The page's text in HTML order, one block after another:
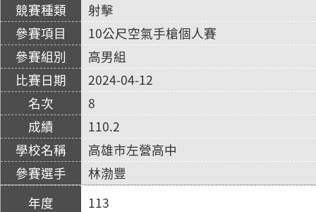
射擊
10公尺空氣手槍個人賽
高男組
2024-04-12
8
110.2
高雄市左營高中
林渤豐
113